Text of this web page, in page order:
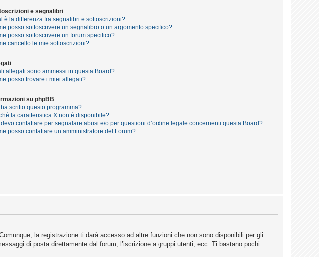
e segnalibri
è la differenza fra segnalibri e sottoscrizioni?
posso sottoscrivere un segnalibro o un argomento specifico?
posso sottoscrivere un forum specifico?
cancello le mie sottoscrizioni?
allegati sono ammessi in questa Board?
posso trovare i miei allegati?
su phpBB
scritto questo programma?
la caratteristica X non è disponibile?
contattare per segnalare abusi e/o per questioni d’ordine legale concernenti questa Board?
posso contattare un amministratore del Forum?
la registrazione ti darà accesso ad altre funzioni che non sono disponibili per gli
di posta direttamente dal forum, l’iscrizione a gruppi utenti, ecc. Ti bastano pochi